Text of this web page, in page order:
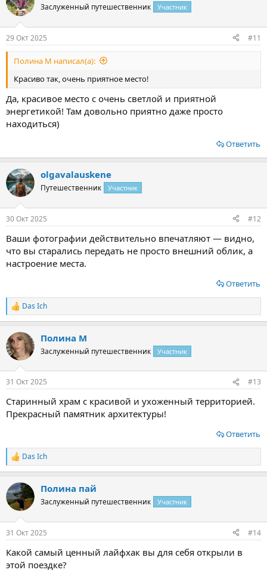
Заслуженный путешественник Участник
29 Окт 2025 #11
Полина М написал(а):
Красиво так, очень приятное место!
Да, красивое место с очень светлой и приятной
энергетикой! Там довольно приятно даже просто
находиться)
Ответить
olgavalauskene
Путешественник Участник
30 Окт 2025 #12
Ваши фотографии действительно впечатляют — видно,
что вы старались передать не просто внешний облик, а
настроение места.
Ответить
Р
е
к
ц
и
Das Ich
Полина М
Заслуженный путешественник Участник
31 Окт 2025 #13
Старинный храм с красивой и ухоженный территорией.
Прекрасный памятник архитектуры!
Ответить
Р
е
к
ц
и
Das Ich
Полина пай
Заслуженный путешественник Участник
31 Окт 2025 #14
Какой самый ценный лайфхак вы для себя открыли в
этой поездке?